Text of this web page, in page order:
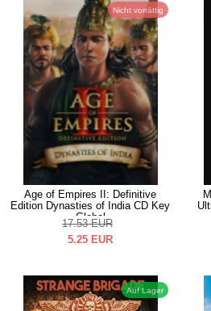
Nicht vorrättig
Age of Empires II: Definitive
Edition Dynasties of India CD Key
Global
17.53 EUR
5.25 EUR
Auf Lager